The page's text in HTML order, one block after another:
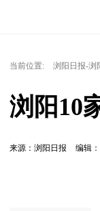
当前位置: 浏阳日报-浏
浏阳10
来源：浏阳日报 编辑